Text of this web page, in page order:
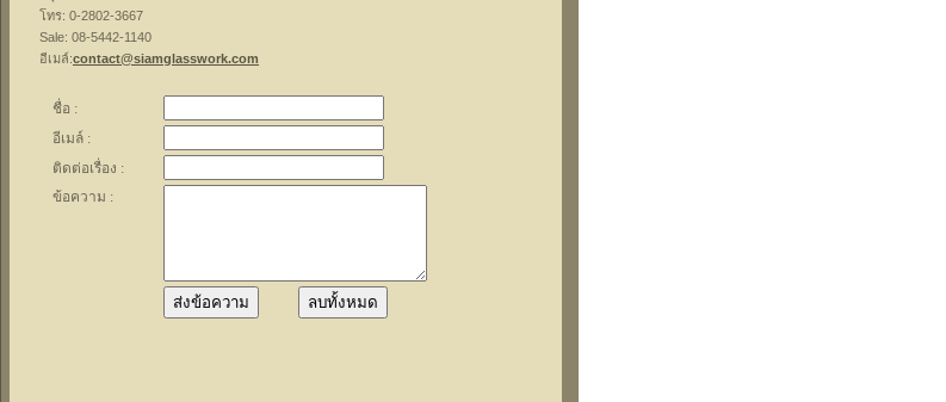
โทร: 0-2802-3667
Sale: 08-5442-1140
อีเมล์:contact@siamglasswork.com